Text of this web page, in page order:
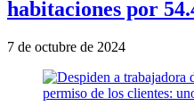
habitaciones por
7 de octubre de 2024